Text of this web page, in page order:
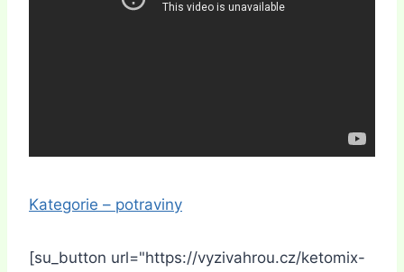
Kategorie – potraviny
[su_button url="https://vyzivahrou.cz/ketomix-